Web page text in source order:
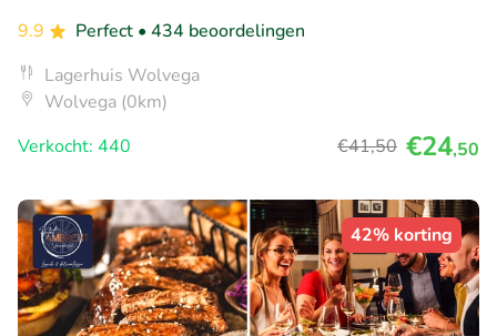
9.9
Perfect • 434 beoordelingen
Lagerhuis Wolvega
Wolvega (0km)
Verkocht: 440
€41,50 €24,50
42% korting